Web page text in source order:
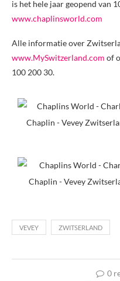
is het hele jaar geopend van
www.chaplinsworld.com
Alle informatie over
www.MySwitzerland.com of
100 200 30.
VEVEY ZWITSERLAND
0